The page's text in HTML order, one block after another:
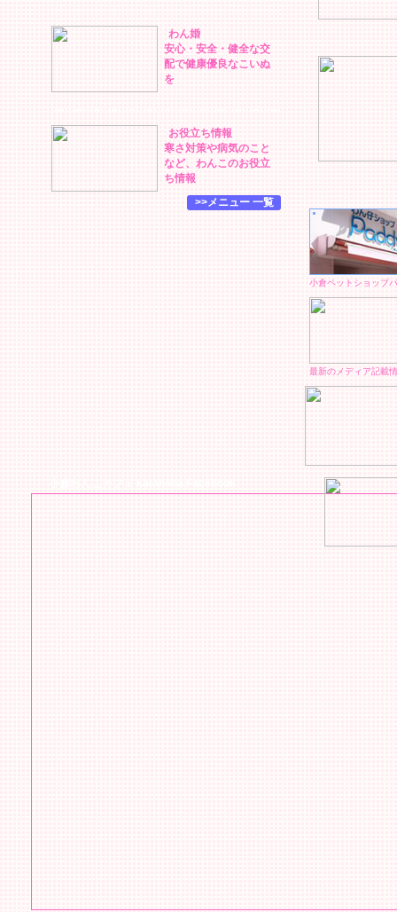
わん婚
安心・安全・健全な交
配で健康優良なこいぬ
を
お役立ち情報
寒さ対策や病気のこと
など、わんこのお役立
ち情報
>>メニュー 一覧
小倉ペットショップ
最新のメディア記載